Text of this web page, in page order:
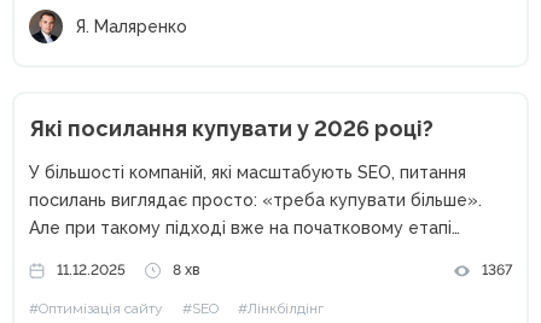
Я. Маляренко
Які посилання купувати у 2026 році?
У більшості компаній, які масштабують SEO, питання
посилань виглядає просто: «треба купувати більше».
Але при такому підході вже на початковому етапі
індексується, частина не дає ефекту, а іноді позиції
навіть просідають — бюджет зливається в...
11.12.2025 8 хв 1367
#Оптимізація сайту #SEO #Лінкбілдінг